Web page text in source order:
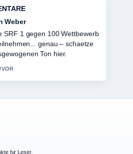
Weber
SRF 1 gegen 100 Wettbewerb
genau – schaetze
Ton hier.
fur Leser.